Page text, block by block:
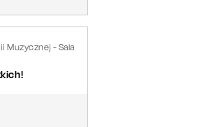
Muzycznej - Sala